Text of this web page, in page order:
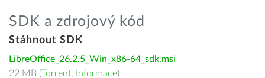
SDK a zdrojový kód
Stáhnout SDK
LibreOffice_26.2.5_Win_x86-64_sdk.msi
22 MB (Torrent, Informace)